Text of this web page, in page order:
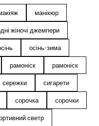
манікюр
жіночі джемпери
осінь-зима
рамоніск рамоніск
сережки сигарети
сорочка сорочки
светр